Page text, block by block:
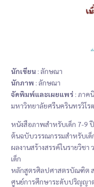
นักเขียน : ลักษณา
นักภาพ : ลักษณา
จัดพิมพ์และเผยแพร่ : ภาค
มหาวิทยาลัยศรีนครินทรวิโร
หนังสือภาพสำหรับเด็ก 7-9 ปี
ต้นฉบับวรรณกรรมสำหรับเ
ผลงานสร้างสรรค์ในรายวิช
เด็ก
หลักสูตรศิลปศาสตรบัณฑิต ส
ศูนย์การศึกษาระดับปริญญา